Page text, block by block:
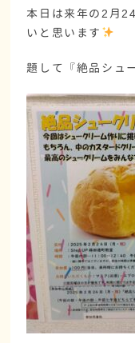
本日は来年の2月
いと思います
題して『絶品シュ